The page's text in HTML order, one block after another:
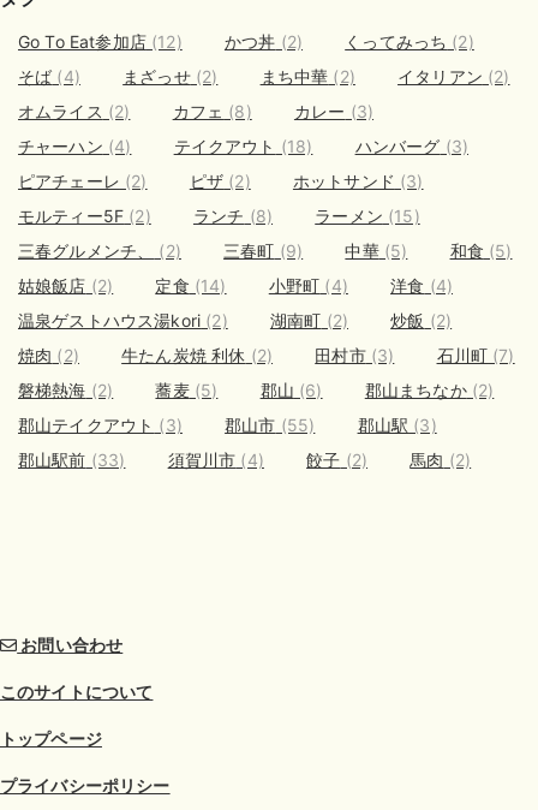
Go To Eat参加店(12) かつ丼 (2) くってみっち (2)
そば (4) まざっせ(2) まち中華 (2) イタリアン (2)
オムライス (2) カフェ (8) カレー (3)
チャーハン (4) テイクアウト (18) ハンバーグ (3)
ピアチェーレ (2) ピザ (2) ホットサンド (3)
モルティー5F (2) ランチ (8) ラーメン (15)
三春グルメンチ、
(2) 三春町 (9) 中華(5) 和食 (5)
姑娘飯店 (2) 定食 (14) 小野町 (4) 洋食 (4)
温泉ゲストハウス湯kori (2) 湖南町 (2) 炒飯 (2)
焼肉 (2) 牛たん炭焼 利休 (2) 田村市(3) 石川町 (7)
磐梯熱海 (2) 蕎麦(5) 郡山 (6) 郡山まちなか(2)
郡山テイクアウト (3) 郡山市 (55) 郡山駅 (3)
郡山駅前 (33) 須賀川市 (4) 餃子 (2) 馬肉 (2)
お問い合わせ
このサイトについて
トップページ
プライバシーポリシー